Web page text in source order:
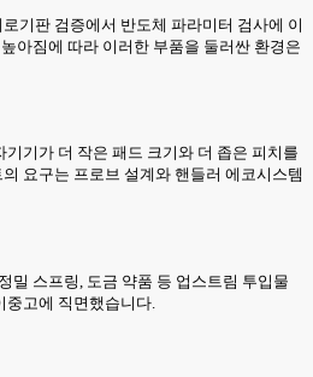
기판 검증에서 반도체 파라미터 검사에 이
아짐에 따라 이러한 부품을 둘러싼 환경은
기가 더 작은 패드 크기와 더 좁은 피치를
요구는 프로브 설계와 핸들러 에코시스템
밀 스프링, 도금 약품 등 업스트림 투입물
고에 직면했습니다.